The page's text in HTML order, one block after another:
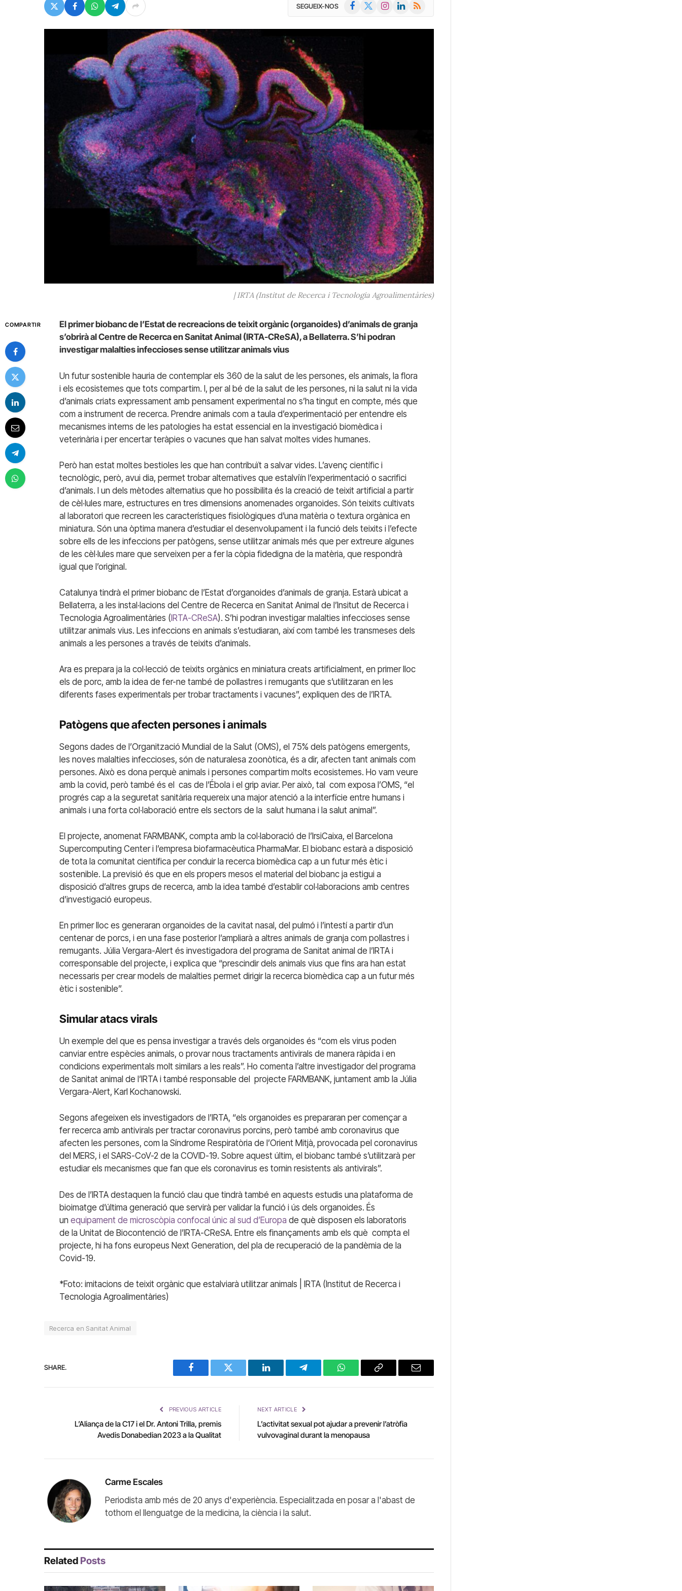
SEGUEIX-NOS Facebook InstagramLinkedIn
RSS
| IRTA (Institut de Recerca i Tecnologia Agroalimentàries)
COMPARTIR
El primer biobanc de l’Estat de recreacions de teixit orgànic (organoides) d’animals de granja
s’obrirà alCentre de Recerca en Sanitat Animal (IRTA-CReSA), a Bellaterra. S’hi podran
investigar malalties infeccioses sense utilitzar animals vius
Un futur sostenible hauria de contemplar els 360 de la salut de les persones, els animals, la flora
i els ecosistemes que tots compartim. I, per al bé de la salut de les persones, ni la salut ni la vida
d’animals criats expressament amb pensament experimental no s’ha tingut en compte, més que
com a instrument de recerca. Prendre animals com a taula d’experimentació per entendre els
mecanismes interns de les patologies ha estat essencial en la investigació biomèdica i
veterinària i per encertar teràpies o vacunes que han salvat moltes vides humanes.
Però han estat moltes bestioles les que han contribuït a salvar vides. L’avenç científic i
tecnològic, però, avui dia, permet trobar alternatives que estalviïn l’experimentació o sacrifici
d’animals. I un dels mètodes alternatius que ho possibilita és la creació de teixit artificial a partir
de cèl·lules mare, estructures en tres dimensions anomenades organoides. Són teixits cultivats
al laboratori que recreen les característiques fisiològiques d’una matèria o textura orgànica en
miniatura. Són una òptima manera d’estudiar el desenvolupament i la funció dels teixits i l’efecte
sobre ells de les infeccions per patògens, sense utilitzar animals més que per extreure algunes
de les cèl·lules mare que serveixen per a fer la còpia fidedigna de la matèria, que respondrà
igual que l’original.
Catalunya tindrà el primer biobanc de l’Estat d’organoides d’animals de granja. Estarà ubicat a
Bellaterra, a les instal·lacions del Centre de Recerca en Sanitat Animal de l’Insitut de Recerca i
Tecnologia Agroalimentàries (IRTA-CReSA). S’hi podran investigar malalties infeccioses sense
utilitzar animals vius. Les infeccions en animals s’estudiaran, així com també les transmeses dels
animals a les persones a través de teixits d’animals.
Ara es prepara ja la col·lecció de teixits orgànics en miniatura creats artificialment, en primer lloc
els de porc, amb la idea de fer-ne també de pollastres i remugants que s’utilitzaran en les
diferents fases experimentals per trobar tractaments i vacunes”, expliquen des de l’IRTA.
Patògens que afecten persones i animals
Segons dades de l’Organització Mundial de la Salut (OMS), el 75% dels patògens emergents,
les noves malalties infeccioses, són de naturalesa zoonòtica, és a dir, afecten tant animals com
persones. Això es dona perquè animals i persones compartim molts ecosistemes. Ho vam veure
amb la covid, però també és el cas de l’Ébola i el grip aviar. Per això, tal com exposa l’OMS, “el
progrés cap a la seguretat sanitària requereix una major atenció a la interfície entre humans i
animals i una forta col·laboració entre els sectors de la salut humana i la salut animal”.
El projecte, anomenat FARMBANK, compta amb la col·laboració de l’IrsiCaixa, el Barcelona
Supercomputing Center i l’empresa biofarmacèutica PharmaMar. El biobanc estarà a disposició
de tota la comunitat científica per conduir la recerca biomèdica cap a un futur més ètic i
sostenible. La previsió és que en els propers mesos el material del biobanc ja estigui a
disposició d’altres grups de recerca, amb la idea també d’establir col·laboracions amb centres
d’investigació europeus.
En primer lloc es generaran organoides de la cavitat nasal, del pulmó i l’intestí a partir d’un
centenar de porcs, i en una fase posterior l’ampliarà a altres animals de granja com pollastres i
remugants. Júlia Vergara-Alert és investigadora del programa de Sanitat animal de l’IRTA i
corresponsable del projecte, i explica que “prescindir dels animals vius que fins ara han estat
necessaris per crear models de malalties permet dirigir la recerca biomèdica cap a un futur més
ètic i sostenible”.
Simular atacs virals
Un exemple del que es pensa investigar a través dels organoides és “com els virus poden
canviar entre espècies animals, o provar nous tractaments antivirals de manera ràpida i en
condicions experimentals molt similars a les reals”. Ho comenta l’altre investigador del programa
de Sanitat animal de l’IRTA i també responsable del
projecte FARMBANK, juntament amb la Júlia
Vergara-Alert, Karl Kochanowski.
Segons afegeixen els investigadors de l’IRTA, “els organoides es prepararan per començar a
fer recerca amb antivirals per tractar coronavirus porcins, però també amb coronavirus que
afecten les persones, com la Síndrome Respiratòria de l’Orient Mitjà, provocada pel coronavirus
del MERS, i el SARS-CoV-2 de la COVID-19. Sobre aquest últim, el biobanc també s’utilitzarà per
estudiar els mecanismes que fan que els coronavirus es tornin resistents als antivirals”.
Des de l’IRTA destaquen la funció clau que tindrà també en aquests estudis una plataforma de
bioimatge d’última generació que servirà per validar la funció i ús dels organoides. És
unequipament de microscòpia confocal únic al sud d’Europa de què disposen els laboratoris
de la Unitat de Biocontenció de l’IRTA-CReSA. Entre els finançaments amb els què compta el
projecte, hi ha fons europeus Next Generation, del pla de recuperació de la pandèmia de la
Covid-19.
*Foto: imitacions de teixit orgànic que estalviarà utilitzar animals | IRTA (Institut de Recerca i
Tecnologia Agroalimentàries)
Recerca en Sanitat Animal
SHARE.
Facebook Twitter LinkedIn Telegram WhatsAppCopy
Email
PREVIOUS ARTICLE
L’Aliança de la C17 i el Dr. Antoni Trilla, premis
Avedis Donabedian 2023 a la Qualitat
NEXT ARTICLE
L’activitat sexual pot ajudar a prevenir l’atròfia
vulvovaginal durant la menopausa
Carme Escales
Periodista amb més de 20 anys d'experiència. Especialitzada en posar a l'abast de
tothom el llenguatge de la medicina, la ciència i la salut.
Related Posts